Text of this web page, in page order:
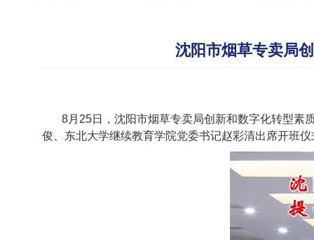
沈阳市烟草专卖局
8月25日，沈阳市烟草专卖局创新和数字化转型素
俊、东北大学继续教育学院党委书记赵彩清出席开班